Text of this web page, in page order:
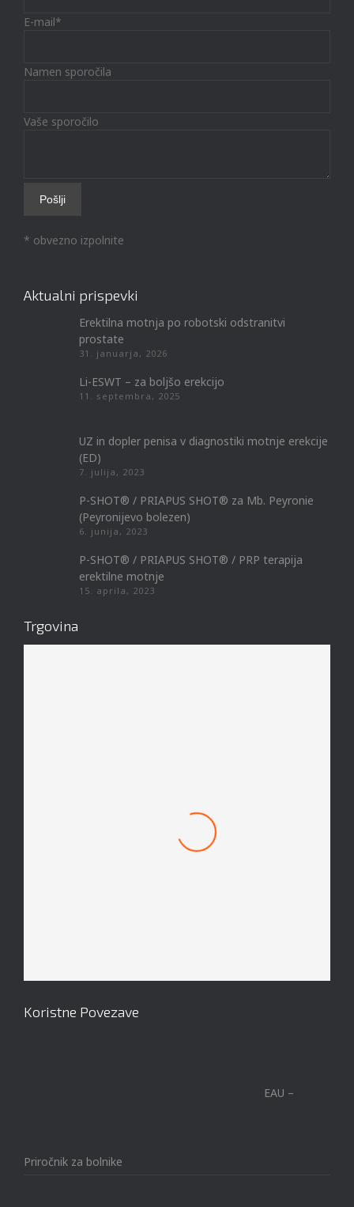
E-mail*
Namen sporočila
Vaše sporočilo
* obvezno izpolnite
Aktualni prispevki
Erektilna motnja po robotski odstranitvi
prostate
31. januarja, 2026
Li-ESWT – za boljšo erekcijo
11. septembra, 2025
UZ in dopler penisa v diagnostiki motnje erekcije
(ED)
7. julija, 2023
P-SHOT® / PRIAPUS SHOT® za Mb. Peyronie
(Peyronijevo bolezen)
6. junija, 2023
P-SHOT® / PRIAPUS SHOT® / PRP terapija
erektilne motnje
15. aprila, 2023
Trgovina
Koristne Povezave
EAU –
Priročnik za bolnike